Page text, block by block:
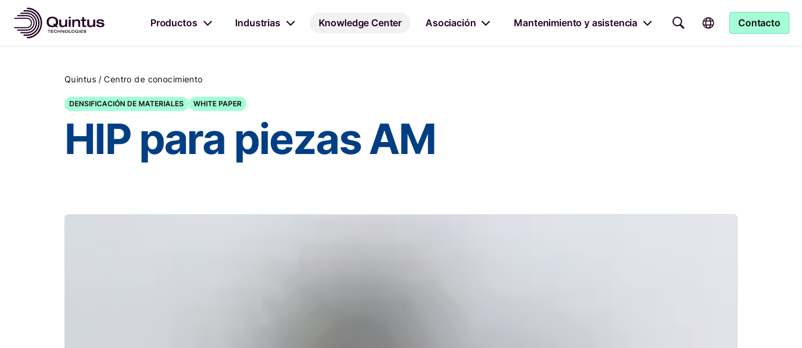
Productos Industrias Knowledge Center Asociación Mantenimiento y asistencia Contacto
Quintus / Centro de conocimiento
DENSIFICACIÓN DE MATERIALES WHITE PAPER
HIP para piezas AM